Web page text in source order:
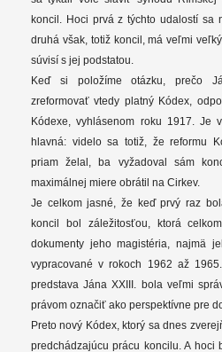
koncil. Hoci prvá z týchto udalostí sa
druhá však, totiž koncil, má veľmi
súvisí s jej podstatou.
Keď si položíme otázku, prečo
zreformovať vtedy platný Kódex,
Kódexe, vyhlásenom roku 1917.
hlavná: videlo sa totiž, že reformu
priam želal, ba vyžadoval sám
maximálnej miere obrátil na Cirkev.
Je celkom jasné, že keď prvý raz
koncil bol záležitosťou, ktorá
dokumenty jeho magistéria, najmä
vypracované v rokoch 1962 až
predstava Jána XXIII. bola veľmi
právom označiť ako perspektívne pre
Preto nový Kódex, ktorý sa dnes
predchádzajúcu prácu koncilu. A hoci